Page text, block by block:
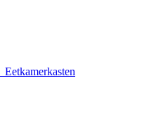
Eetkamerkasten